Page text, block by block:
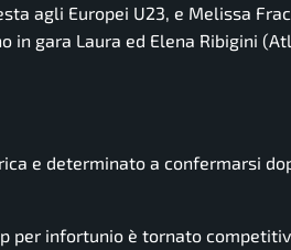
agli Europei U23, e Melissa
gara Laura ed Elena Ribigini
e determinato a confermarsi
per infortunio è tornato